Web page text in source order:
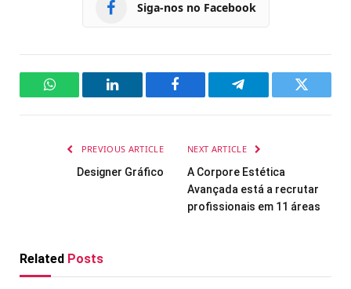
Siga-nos no Facebook
WhatsAppLinkedIn Facebook Telegram Twitter
PREVIOUS ARTICLE
Designer Gráfico
NEXT ARTICLE
A Corpore Estética
Avançada está a recrutar
profissionais em 11 áreas
Related Posts